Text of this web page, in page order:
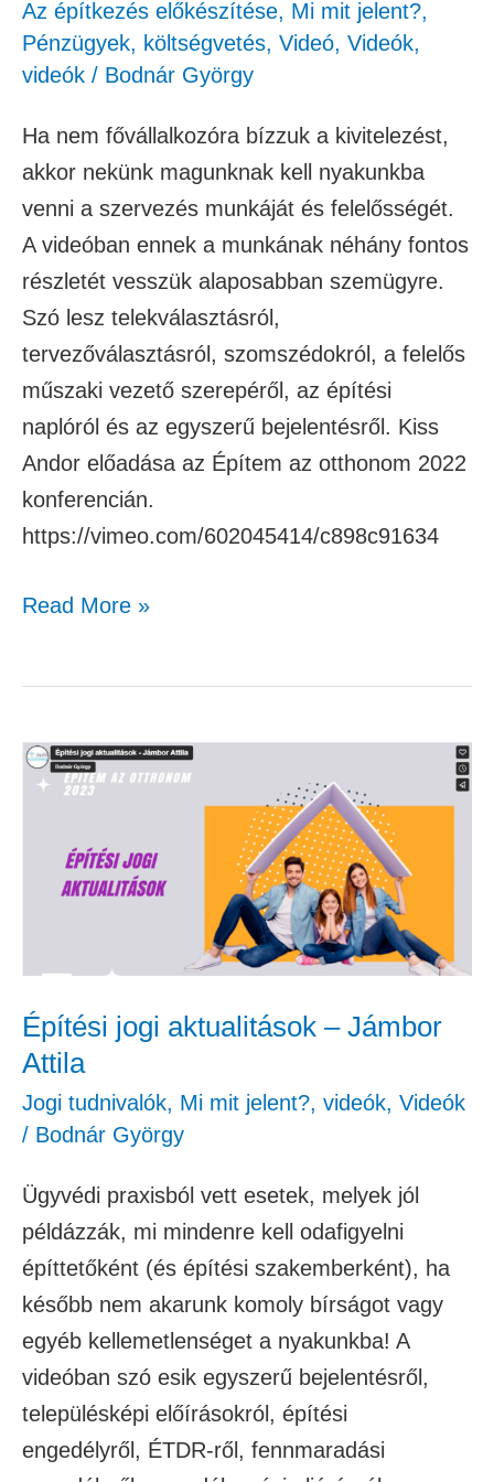
Az építkezés előkészítése, Mi mit jelent?,
Pénzügyek, költségvetés, Videó, Videók,
videók / Bodnár György
Ha nem fővállalkozóra bízzuk a kivitelezést,
akkor nekünk magunknak kell nyakunkba
venni a szervezés munkáját és felelősségét.
A videóban ennek a munkának néhány fontos
részletét vesszük alaposabban szemügyre.
Szó lesz telekválasztásról,
tervezőválasztásról, szomszédokról, a felelős
műszaki vezető szerepéről, az építési
naplóról és az egyszerű bejelentésről. Kiss
Andor előadása az Építem az otthonom 2022
konferencián.
https://vimeo.com/602045414/c898c91634
Read More »
Építési jogi aktualitások – Jámbor
Attila
Jogi tudnivalók, Mi mit jelent?, videók, Videók
/ Bodnár György
Ügyvédi praxisból vett esetek, melyek jól
példázzák, mi mindenre kell odafigyelni
építtetőként (és építési szakemberként), ha
később nem akarunk komoly bírságot vagy
egyéb kellemetlenséget a nyakunkba! A
videóban szó esik egyszerű bejelentésről,
településképi előírásokról, építési
engedélyről, ÉTDR-ről, fennmaradási
Építési
jogi
Jámbor